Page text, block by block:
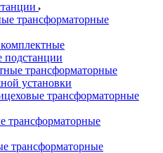
трансформаторные
подстанции
трансформаторные
установки
трансформаторные
трансформаторные